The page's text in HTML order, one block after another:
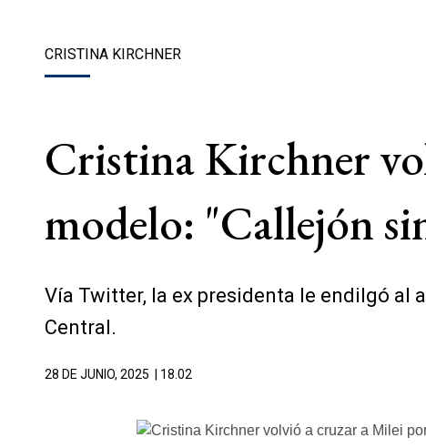
CRISTINA KIRCHNER
Cristina Kirchner
modelo: "Callejón
Vía Twitter, la ex presidenta le endilgó al
Central.
28 DE JUNIO, 2025 | 18.02